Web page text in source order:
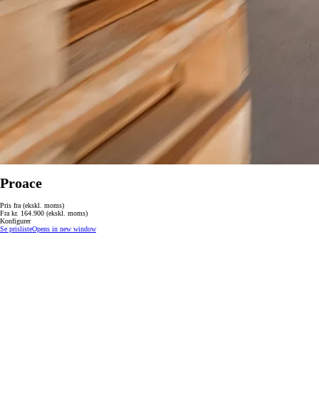
Proace
Pris fra (ekskl. moms)
Fra kr. 164.900 (ekskl. moms)
Konfigurer
Se prislisteOpens in new window